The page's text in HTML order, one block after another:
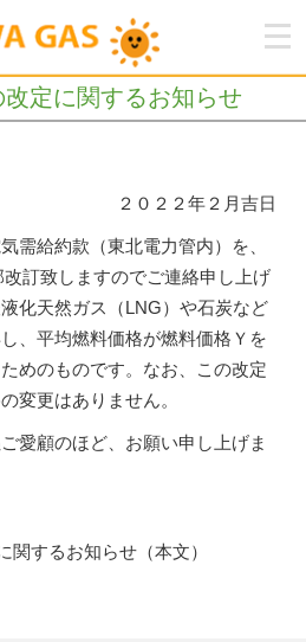
定に関するお知らせ
２０２２年２月吉日
需給約款（東北電力管内）を、
訂致しますのでご連絡申し上げ
化天然ガス（LNG）や石炭など
、平均燃料価格が燃料価格Ｙを
めのものです。なお、この改定
変更はありません。
愛顧のほど、お願い申し上げま
関するお知らせ（本文）